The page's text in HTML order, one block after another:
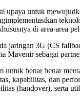
untuk
di area-area
jaringan 3G (CS
Mavenir sebagai
benar benar
kapabilitas, dan
(handover), serta